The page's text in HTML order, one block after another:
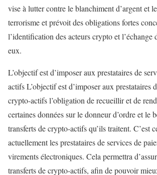
vise à lutter contre le blanchiment d’argent et
terrorisme et prévoit des obligations fortes
l’identification des acteurs crypto et l’échange
eux.
L’objectif est d’imposer aux prestataires de
actifs L’objectif est d’imposer aux prestataires
crypto-actifs l’obligation de recueillir et de
certaines données sur le donneur d’ordre et le
transferts de crypto-actifs qu’ils traitent. C’est
actuellement les prestataires de services de
virements électroniques. Cela permettra
transferts de crypto-actifs, afin de pouvoir